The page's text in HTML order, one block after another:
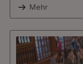
Mehr